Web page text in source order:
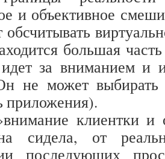
и объективное
большая
за вниманием и
не может выбирать
приложения).
клиентки и
сидела, от
последующих